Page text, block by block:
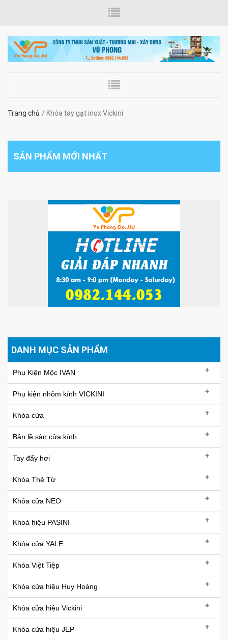
Trang chủ Khóa tay gạt inox Vickini
SẢN PHẨM MỚI NHẤT
DANH MỤC SẢN PHẨM
Phụ Kiện Mộc IVAN +
Phụ kiện nhôm kính VICKINI +
Khóa cửa +
Bản lề sàn cửa kính +
Tay đẩy hơi +
Khóa Thẻ Từ +
Khóa cửa NEO +
Khoá hiệu PASINI +
Khóa cửa YALE +
Khóa Việt Tiệp +
Khóa cửa hiệu Huy Hoàng +
Khóa cửa hiệu Vickini +
Khóa cửa hiệu JEP +